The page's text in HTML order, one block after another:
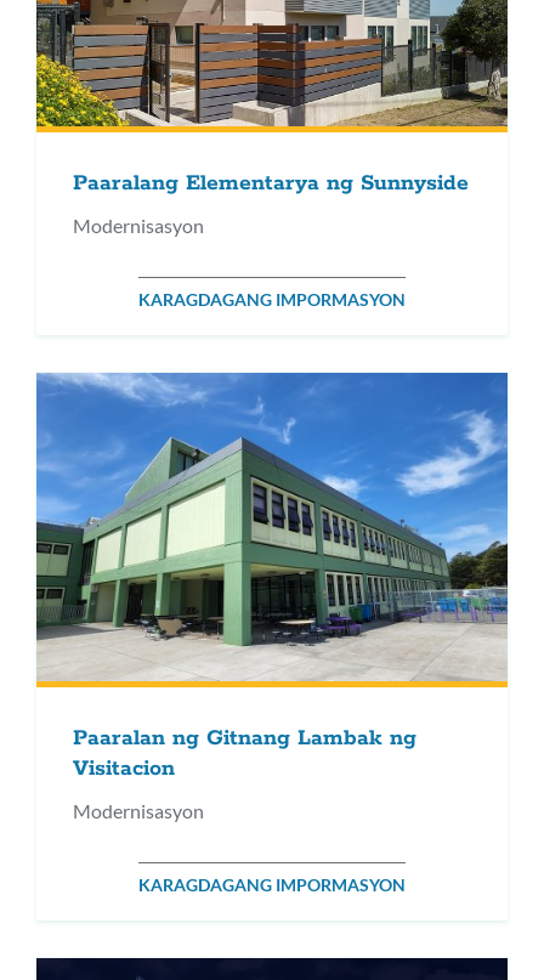
Paaralang Elementarya ng Sunnyside
Modernisasyon
KARAGDAGANG IMPORMASYON
Paaralan ng Gitnang Lambak ng
Visitacion
Modernisasyon
KARAGDAGANG IMPORMASYON